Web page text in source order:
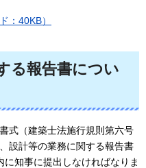
：40KB）
る報告書につい
式（建築士法施行規則第六号
設計等の業務に関する報告書
知事に提出しなければなりま